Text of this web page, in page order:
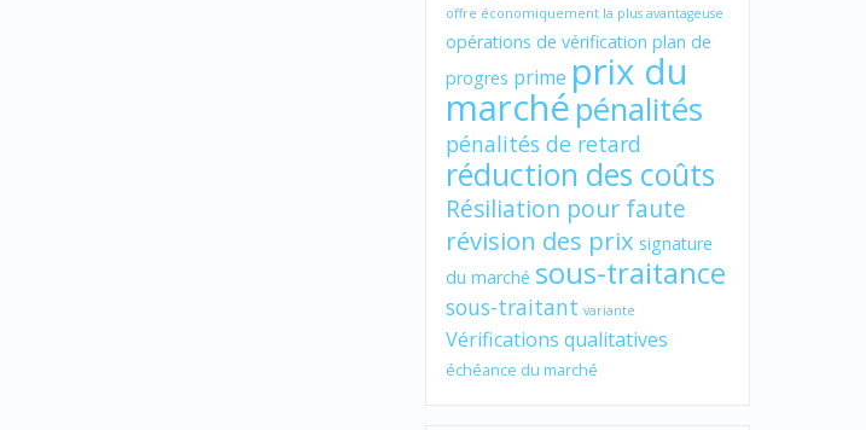
offre économiquement la plus avantageuse
opérations de vérification plan de
progres prime prix du
marché pénalités
pénalités de retard
réduction des coûts
Résiliation pour faute
révision des prix signature
du marché sous-traitance
sous-traitant variante
Vérifications qualitatives
échéance du marché